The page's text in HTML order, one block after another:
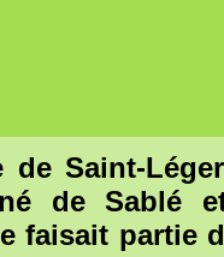
de Saint-
de Sablé
faisait partie